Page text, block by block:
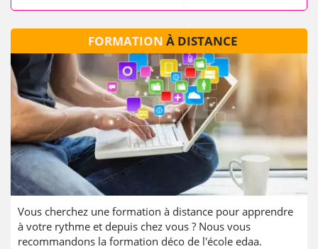
FORMATION À DISTANCE
Vous cherchez une formation à distance pour apprendre
à votre rythme et depuis chez vous ? Nous vous
recommandons la formation déco de l'école edaa.